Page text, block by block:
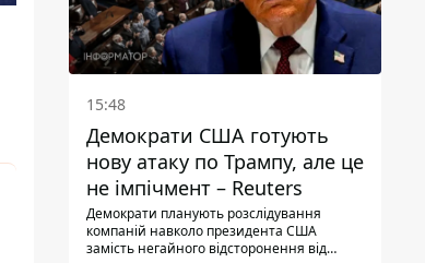
15:48
Демократи США готують
нову атаку по Трампу, але це
не імпічмент – Reuters
Демократи планують розслідування
компаній навколо президента США
замість негайного відсторонення від